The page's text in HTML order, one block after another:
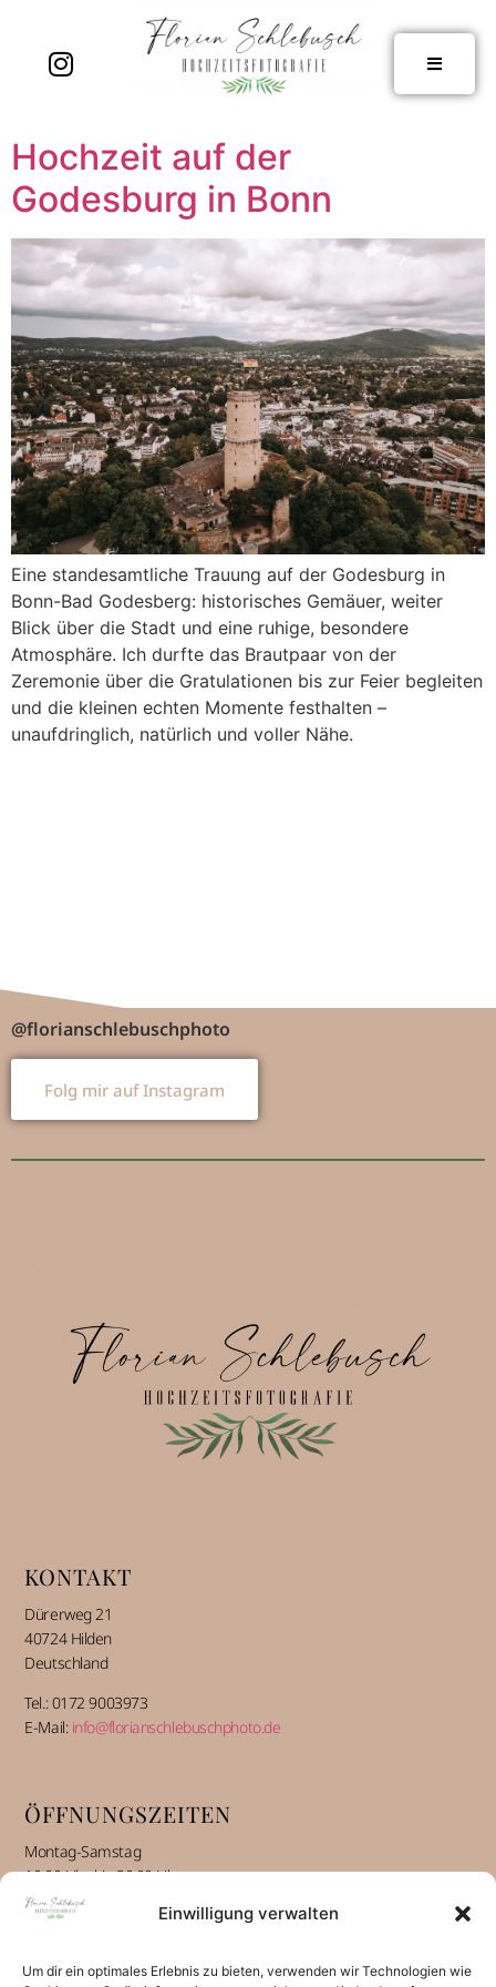
Einwilligung verwalten
Um dir ein optimales Erlebnis zu bieten, verwenden wir Technologien wie
Hochzeit auf der
Godesburg in Bonn
Eine standesamtliche Trauung auf der Godesburg in
Bonn-Bad Godesberg: historisches Gemäuer, weiter
Blick über die Stadt und eine ruhige, besondere
Atmosphäre. Ich durfte das Brautpaar von der
Zeremonie über die Gratulationen bis zur Feier begleiten
und die kleinen echten Momente festhalten –
unaufdringlich, natürlich und voller Nähe.
@florianschlebuschphoto
Folg mir auf Instagram
KONTAKT
Dürerweg 21
40724 Hilden
Deutschland
Tel.: 0172 9003973
E-Mail:info@florianschlebuschphoto.de
ÖFFNUNGSZEITEN
Montag-Samstag
10:00 Uhr bis 20:00 Uhr
INFORMATIONEN